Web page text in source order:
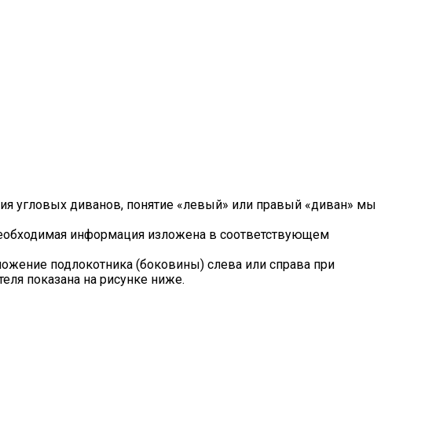
и
угловых диванов, понятие «левый» или правый «диван» мы
информация изложена в соответствующем
подлокотника (боковины) слева или справа при
показана на рисунке ниже.